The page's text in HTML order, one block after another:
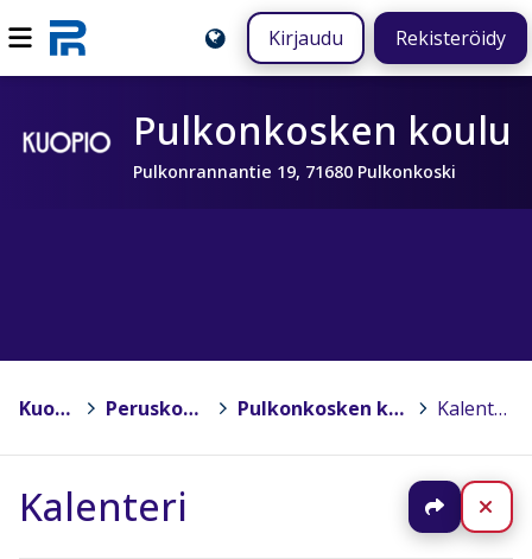
Kirjaudu Rekisteröidy
Pulkonkosken koulu
Pulkonrannantie 19, 71680 Pulkonkoski
Kuopio > Peruskoulut > Pulkonkosken koulu > Kalenteri
Kalenteri Jaa